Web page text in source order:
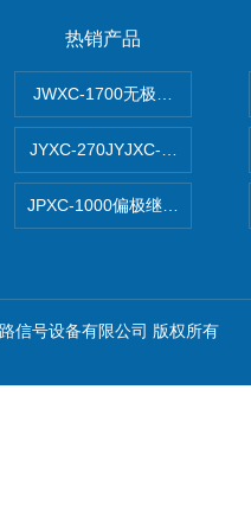
热销产品
JWXC-1700无极继电器
JYXC-270JYJXC-135/220
JPXC-1000偏极继电器 南铁
信号设备有限公司 版权所有